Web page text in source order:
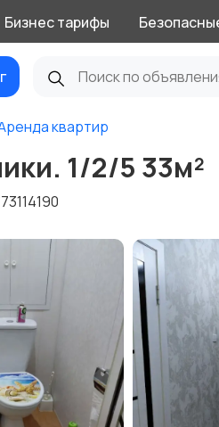
Бизнес тарифы
квартир
1/2/5 33м²